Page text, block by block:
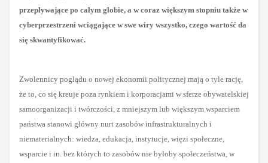
przepływające po całym globie, a w coraz większym stopniu także w
cyberprzestrzeni wciągające w swe wiry wszystko, czego wartość da
się skwantyfikować.
Zwolennicy poglądu o nowej ekonomii politycznej mają o tyle rację,
że to, co się kreuje poza rynkiem i korporacjami w sferze obywatelskiej
samoorganizacji i twórczości, z mniejszym lub większym wsparciem
państwa stanowi główny nurt zasobów infrastrukturalnych i
niematerialnych: wiedza, edukacja, instytucje, więzi społeczne,
wsparcie i in. bez których to zasobów nie byłoby społeczeństwa, w